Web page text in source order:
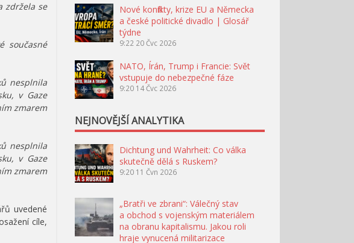
zdržela se
současné
nesplnila
v Gaze
zmarem
nesplnila
v Gaze
zmarem
uvedené
cíle,
Nové konflikty, krize EU a Německa
a české politické divadlo | Glosář
týdne
9:22 20 Čvc 2026
NATO, Írán, Trump i Francie: Svět
vstupuje do nebezpečné fáze
9:20 14 Čvc 2026
NEJNOVĚJŠÍ ANALYTIKA
Dichtung und Wahrheit: Co válka
skutečně dělá s Ruskem?
9:20 11 Čvn 2026
„Bratři ve zbrani“: Válečný stav
a obchod s vojenským materiálem
na obranu kapitalismu. Jakou roli
hraje vynucená militarizace